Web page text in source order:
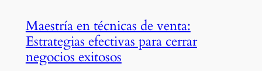
Maestría en técnicas de venta:
Estrategias efectivas para cerrar
negocios exitosos